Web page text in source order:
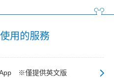
用的服務
App ※僅提供英文版